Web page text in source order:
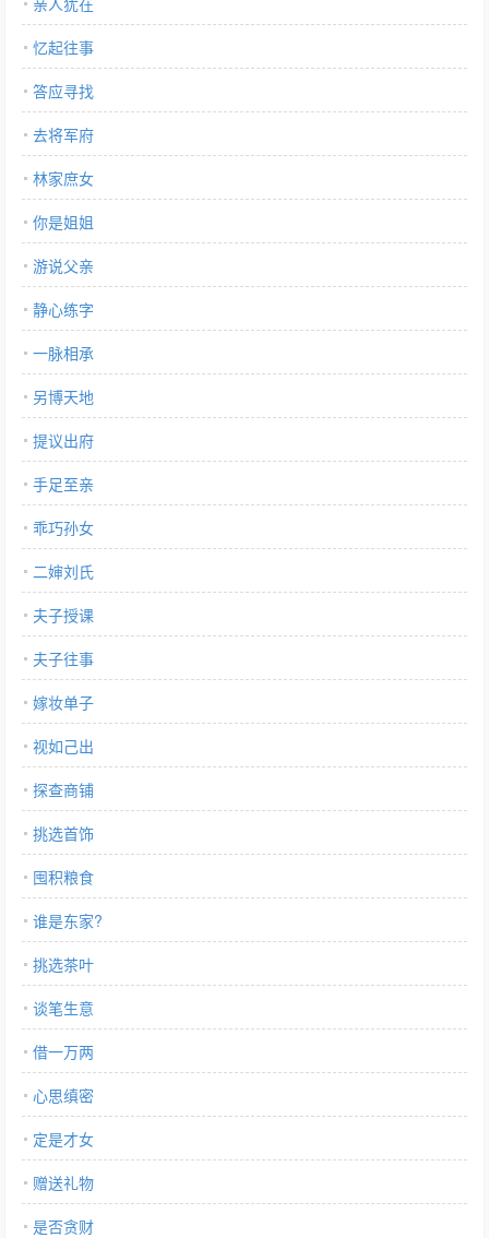
忆起往事
答应寻找
去将军府
林家庶女
你是姐姐
游说父亲
静心练字
一脉相承
另博天地
提议出府
手足至亲
乖巧孙女
二婶刘氏
夫子授课
夫子往事
嫁妆单子
视如己出
探查商铺
挑选首饰
囤积粮食
谁是东家?
挑选茶叶
谈笔生意
借一万两
心思缜密
定是才女
赠送礼物
是否贪财